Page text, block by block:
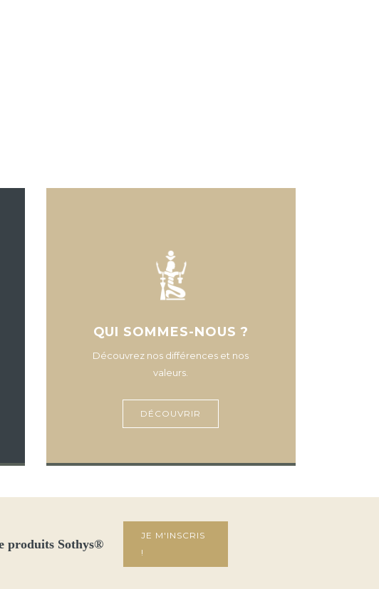
QUI SOMMES-NOUS ?
Découvrez nos différences et nos
valeurs.
DÉCOUVRIR
produits Sothys®
JE M'INSCRIS
!